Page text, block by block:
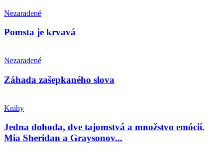
Nezaradené
Pomsta je krvavá
Nezaradené
Záhada zašepkaného slova
Knihy
Jedna dohoda, dve tajomstvá a množstvo emócií.
Mia Sheridan a Graysonov...